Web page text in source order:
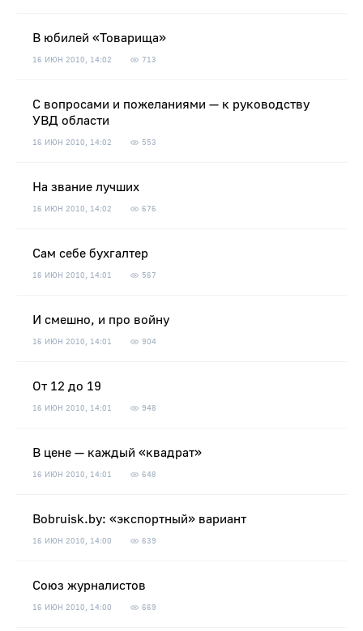
В юбилей «Товарища»
16 ИЮН 2010, 14:02 713
С вопросами и пожеланиями — к руководству
УВД области
16 ИЮН 2010, 14:02 553
На звание лучших
16 ИЮН 2010, 14:02 676
Сам себе бухгалтер
16 ИЮН 2010, 14:01 567
И смешно, и про войну
16 ИЮН 2010, 14:01 904
От 12 до 19
16 ИЮН 2010, 14:01 948
В цене — каждый «квадрат»
16 ИЮН 2010, 14:01 648
Bobruisk.by: «экспортный» вариант
16 ИЮН 2010, 14:00 639
Союз журналистов
16 ИЮН 2010, 14:00 669